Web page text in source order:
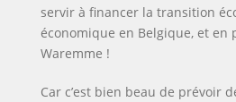
servir à financer la transition
économique en Belgique, et en
Waremme !
Car c’est bien beau de prévoir